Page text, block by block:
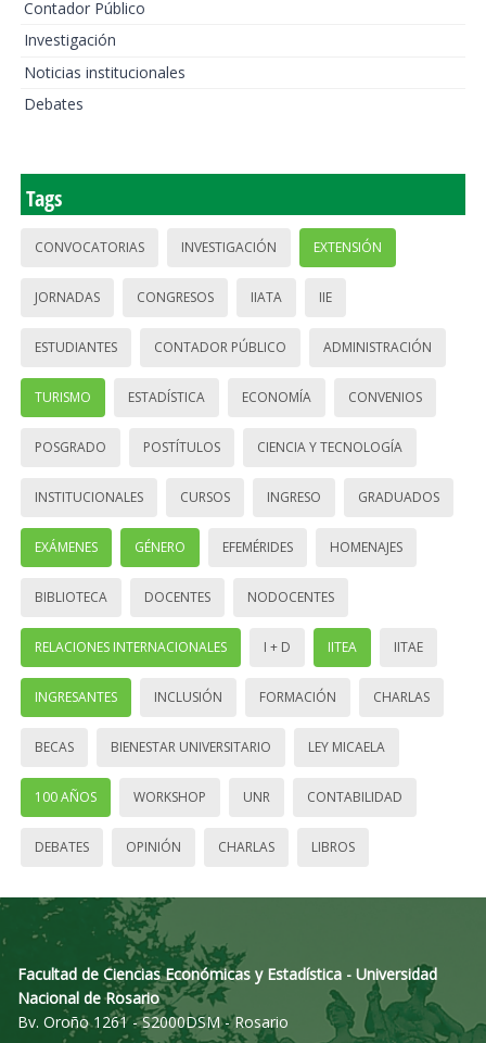
Contador Público
Investigación
Noticias institucionales
Debates
Tags
CONVOCATORIAS INVESTIGACIÓN EXTENSIÓN
JORNADAS CONGRESOS IIATA IIE
ESTUDIANTES CONTADOR PÚBLICO ADMINISTRACIÓN
TURISMO ESTADÍSTICA ECONOMÍA CONVENIOS
POSGRADO POSTÍTULOS CIENCIA Y TECNOLOGÍA
INSTITUCIONALES CURSOS INGRESO GRADUADOS
EXÁMENES GÉNERO EFEMÉRIDES HOMENAJES
BIBLIOTECA DOCENTES NODOCENTES
RELACIONES INTERNACIONALES I + D IITEA IITAE
INGRESANTES INCLUSIÓN FORMACIÓN CHARLAS
BECAS BIENESTAR UNIVERSITARIO LEY MICAELA
100 AÑOS WORKSHOP UNR CONTABILIDAD
DEBATES OPINIÓN CHARLAS LIBROS
Facultad de Ciencias Económicas y Estadística - Universidad
Nacional de Rosario
Bv. Oroño 1261 - S2000DSM - Rosario